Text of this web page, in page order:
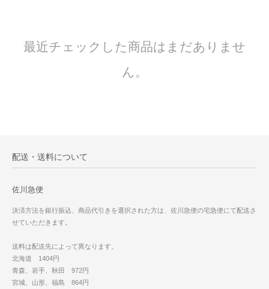
最近チェックした商品はまだありませ
ん。
配送・送料について
佐川急便
決済方法を銀行振込、商品代引きを選択された方は、佐川急便の宅急便にて配送さ
せていただきます。
送料は配送先によって異なります。
北海道 1404円
青森、岩手、秋田 972円
宮城、山形、福島 864円